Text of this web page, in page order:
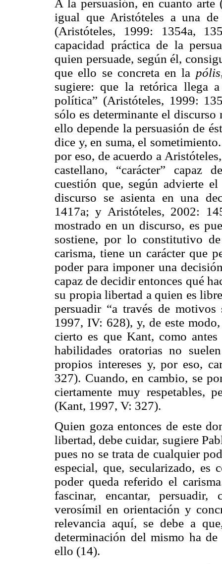
A la persuasión, en cuanto
igual que Aristóteles a una
(Aristóteles, 1999: 1354a,
capacidad práctica de la
quien persuade, según él,
que ello se concreta en la pólis
sugiere: que la retórica llega
política” (Aristóteles, 1999:
sólo es determinante el
ello depende la persuasión de
dice y, en suma, el
por eso, de acuerdo a
castellano, “carácter” capaz
cuestión que, según advierte
discurso se asienta en una
1417a; y Aristóteles, 2002:
mostrado en un discurso, es
sostiene, por lo constitutivo
carisma, tiene un carácter que
poder para imponer una
capaz de decidir entonces qué
su propia libertad a quien es
persuadir “a través de
1997, IV: 628), y, de este
cierto es que Kant, como
habilidades oratorias no
propios intereses y, por eso,
327). Cuando, en cambio, se
ciertamente muy respetables,
(Kant, 1997, V: 327).
Quien goza entonces de este
libertad, debe cuidar, sugiere
pues no se trata de cualquier
especial, que, secularizado, es
poder queda referido el
fascinar, encantar,
verosímil en orientación y
relevancia aquí, se debe a
determinación del mismo ha
ello (14).